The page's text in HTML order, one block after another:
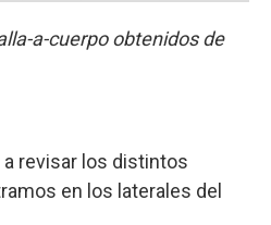
a-cuerpo obtenidos de
revisar los distintos
en los laterales del